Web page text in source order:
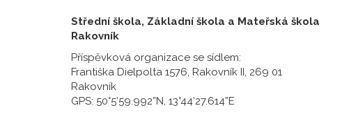
Střední škola, Základní škola a Mateřská škola
Rakovník
Příspěvková organizace se sídlem:
Františka Dielpolta 1576, Rakovník II, 269 01
Rakovník
GPS: 50°5’59.992”N, 13°44’27.614”E